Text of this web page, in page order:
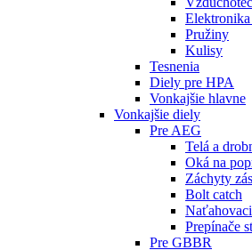
Elektronika
Pružiny
Kulisy
Tesnenia
Diely pre HPA
Vonkajšie hlavne
Vonkajšie diely
Pre AEG
Telá a
Oká na
Záchyty
Bolt catch
Prepínače
Pre GBBR